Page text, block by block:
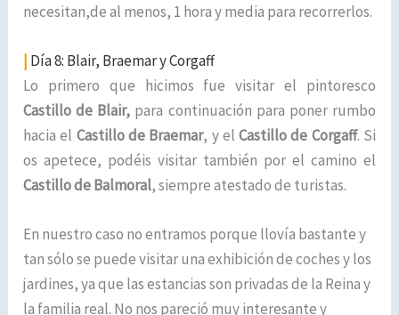
necesitan,de al menos, 1 hora y media para recorrerlos.
| Día 8: Blair, Braemar y Corgaff
Lo primero que hicimos fue visitar el pintoresco
Castillo de Blair, para continuación para poner rumbo
hacia el Castillo de Braemar, y elCastillo de Corgaff. Si
os apetece, podéis visitar también por el camino el
Castillo de Balmoral, siempre atestado de turistas.
En nuestro caso no entramos porque llovía bastante y
tan sólo se puede visitar una exhibición de coches y los
jardines, ya que las estancias son privadas de la Reina y
la familia real. No nos pareció muy interesante y